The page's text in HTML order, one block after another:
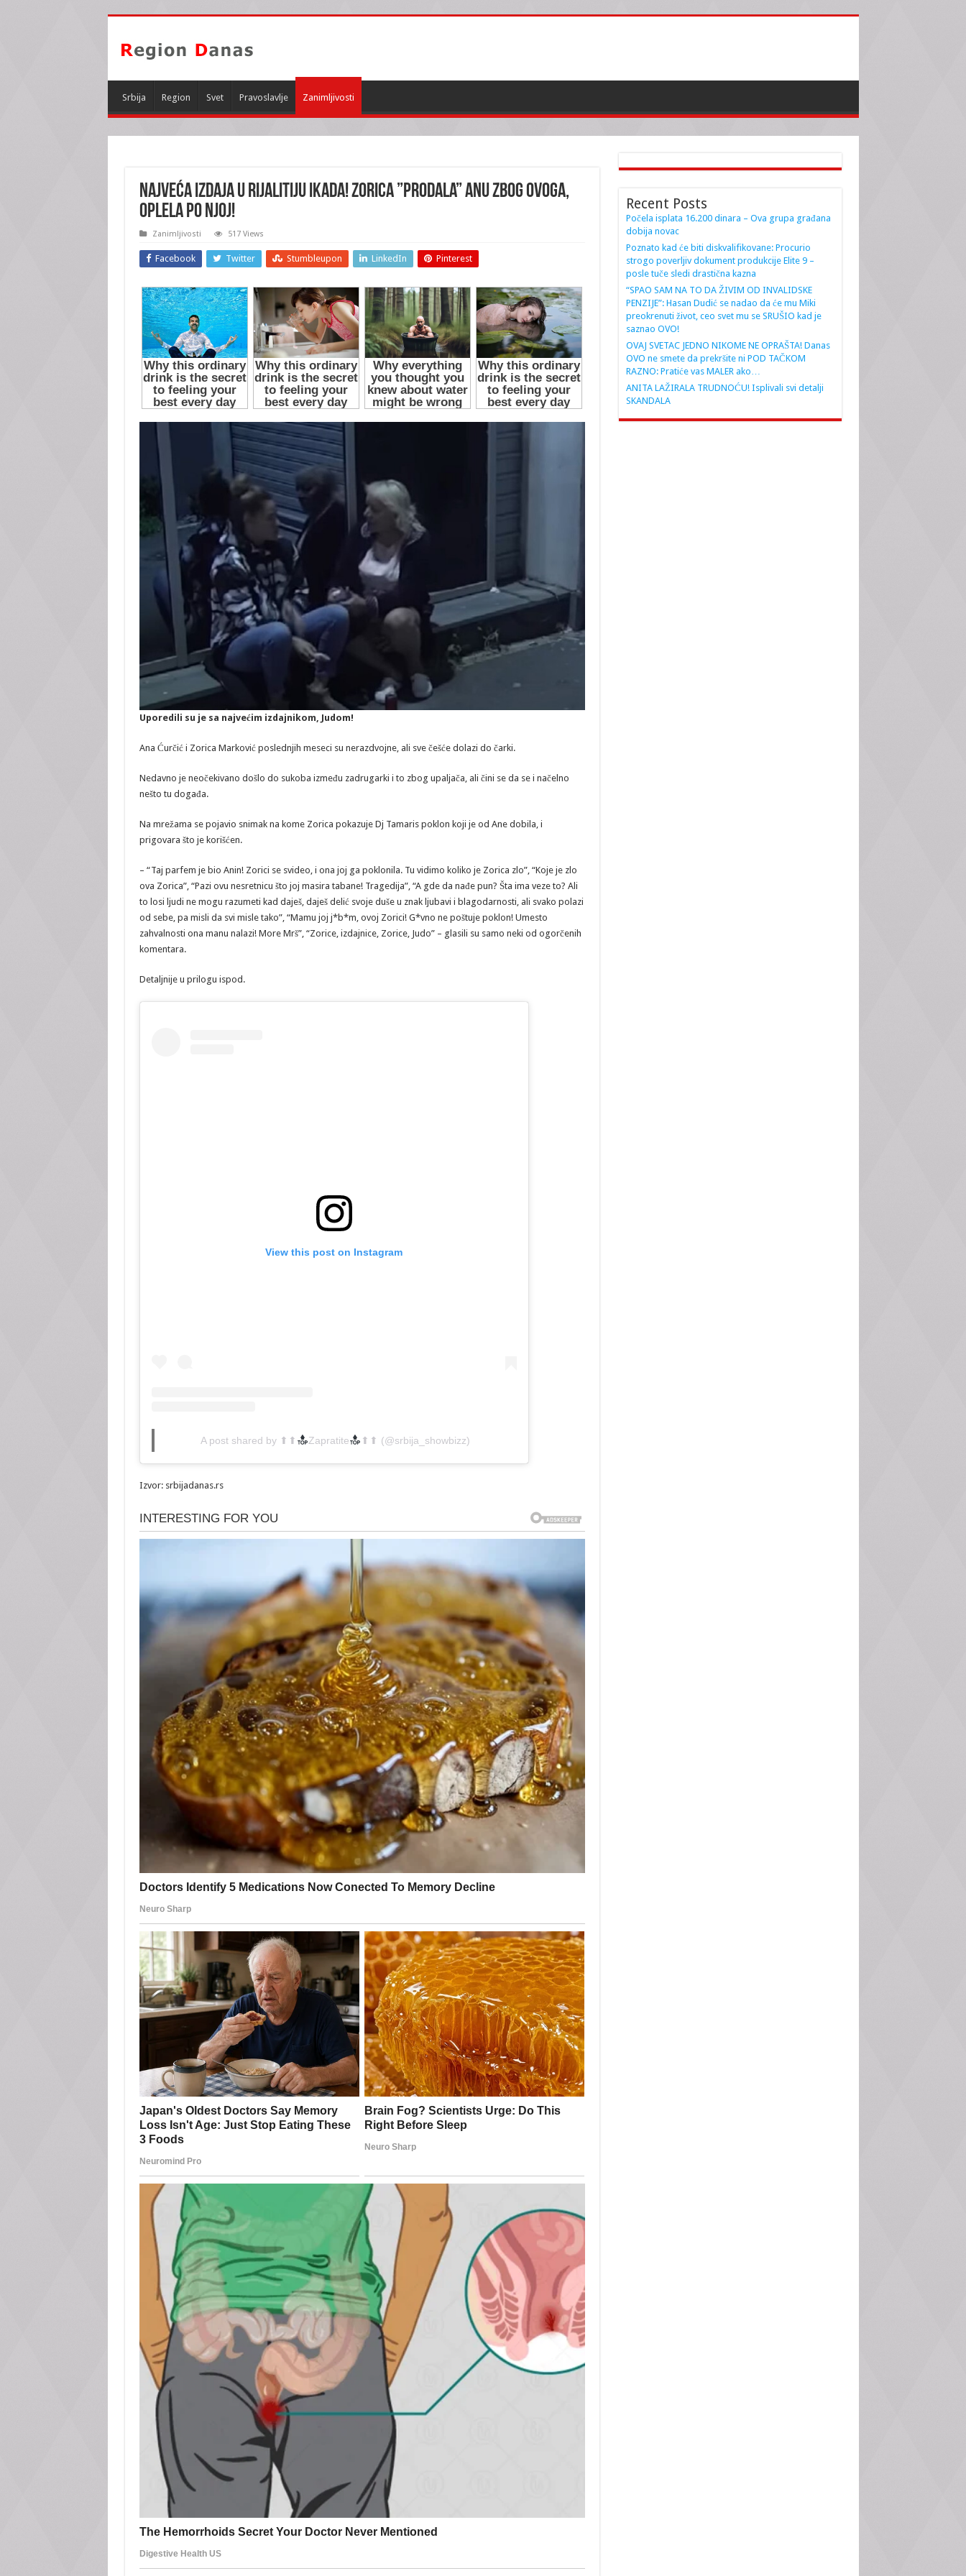
Srbija Region Svet Pravoslavlje Zanimljivosti
NAJVEĆA IZDAJA U RIJALITIJU IKADA! Zorica ”prodala” Anu ZBOG OVOGA,
oplela po njoj!
Zanimljivosti 517 Views
Facebook Twitter Stumbleupon LinkedIn Pinterest
Uporedili su je sa najvećim izdajnikom, Judom!
Ana Ćurčić i Zorica Marković poslednjih meseci su nerazdvojne, ali sve češće dolazi do čarki.
Nedavno je neočekivano došlo do sukoba između zadrugarki i to zbog upaljača, ali čini se da se i načelno
nešto tu događa.
Na mrežama se pojavio snimak na kome Zorica pokazuje Dj Tamaris poklon koji je od Ane dobila, i
prigovara što je korišćen.
– “Taj parfem je bio Anin! Zorici se svideo, i ona joj ga poklonila. Tu vidimo koliko je Zorica zlo”, “Koje je zlo
ova Zorica”, “Pazi ovu nesretnicu što joj masira tabane! Tragedija”, “A gde da nađe pun? Šta ima veze to? Ali
to losi ljudi ne mogu razumeti kad daješ, daješ delić svoje duše u znak ljubavi i blagodarnosti, ali svako polazi
od sebe, pa misli da svi misle tako”, “Mamu joj j*b*m, ovoj Zorici! G*vno ne poštuje poklon! Umesto
zahvalnosti ona manu nalazi! More Mrš”, “Zorice, izdajnice, Zorice, Judo” – glasili su samo neki od ogorčenih
komentara.
Detaljnije u prilogu ispod.
View this post on Instagram
A post shared by ⬆⬆ Zapratite ⬆⬆ (@srbija_showbizz)
Izvor: srbijadanas.rs
Recent Posts
Počela isplata 16.200 dinara – Ova grupa građana
dobija novac
Poznato kad će biti diskvalifikovane: Procurio
strogo poverljiv dokument produkcije Elite 9 –
posle tuče sledi drastična kazna
“SPAO SAM NA TO DA ŽIVIM OD INVALIDSKE
PENZIJE”: Hasan Dudić se nadao da će mu Miki
preokrenuti život, ceo svet mu se SRUŠIO kad je
saznao OVO!
OVAJ SVETAC JEDNO NIKOME NE OPRAŠTA! Danas
OVO ne smete da prekršite ni POD TAČKOM
RAZNO: Pratiće vas MALER ako…
ANITA LAŽIRALA TRUDNOĆU! Isplivali svi detalji
SKANDALA